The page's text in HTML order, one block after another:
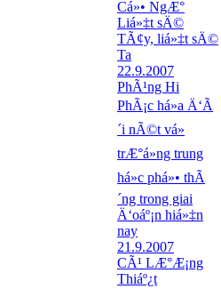
Cá»• NgÆ°
Liá»‡t sÄ©
TÃ¢y, liá»‡t sÄ©
Ta
22.9.2007
PhÃ¹ng Hi
PhÃ¡c há»a Ä‘Ã
´i nÃ©t vá»
trÆ°á»ng trung
há»c phá»• thÃ
´ng trong giai
Ä‘oáº¡n hiá»‡n
nay
21.9.2007
CÃ¹ LÆ°Æ¡ng
Thiáº¿t